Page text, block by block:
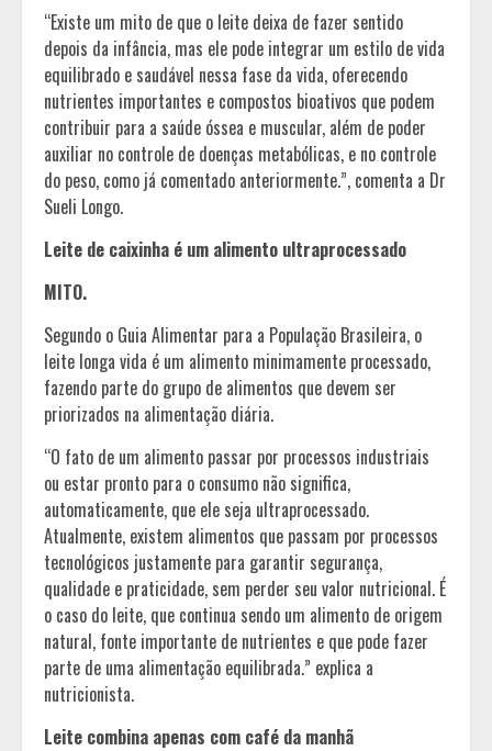
“Existe um mito de que o leite deixa de fazer sentido
depois da infância, mas ele pode integrar um estilo de vida
equilibrado e saudável nessa fase da vida, oferecendo
nutrientes importantes e compostos bioativos que podem
contribuir para a saúde óssea e muscular, além de poder
auxiliar no controle de doenças metabólicas, e no controle
do peso, como já comentado anteriormente.”, comenta a Dr
Sueli Longo.
Leite de caixinha é um alimento ultraprocessado
MITO.
Segundo o Guia Alimentar para a População Brasileira, o
leite longa vida é um alimento minimamente processado,
fazendo parte do grupo de alimentos que devem ser
priorizados na alimentação diária.
“O fato de um alimento passar por processos industriais
ou estar pronto para o consumo não significa,
automaticamente, que ele seja ultraprocessado.
Atualmente, existem alimentos que passam por processos
tecnológicos justamente para garantir segurança,
qualidade e praticidade, sem perder seu valor nutricional. É
o caso do leite, que continua sendo um alimento de origem
natural, fonte importante de nutrientes e que pode fazer
parte de uma alimentação equilibrada.” explica a
nutricionista.
Leite combina apenas com café da manhã